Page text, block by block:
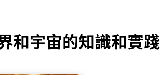
和宇宙的知識和實踐